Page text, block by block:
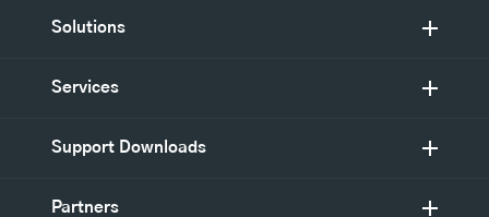
Solutions
Services
Support Downloads
Partners